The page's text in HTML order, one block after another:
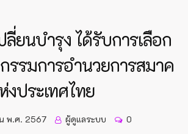
ลี่ยนบำรุง ได้รับการเลือก
รรมการอำนวยการสมาค
ประเทศไทย
พ.ศ. 2567 ผู้ดูแลระบบ 0